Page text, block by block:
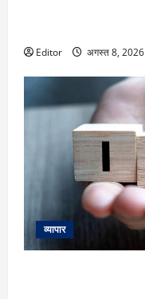
Editor अगस्त 8, 2026
व्यापार